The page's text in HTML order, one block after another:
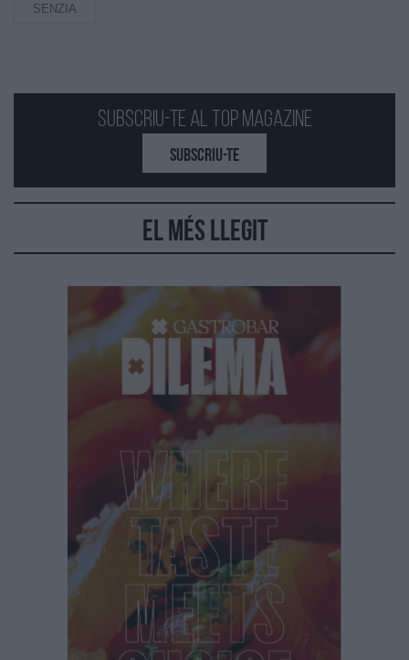
Subscriu-te al Top Magazine
SUBSCRIU-TE
El més llegit
SENZIA